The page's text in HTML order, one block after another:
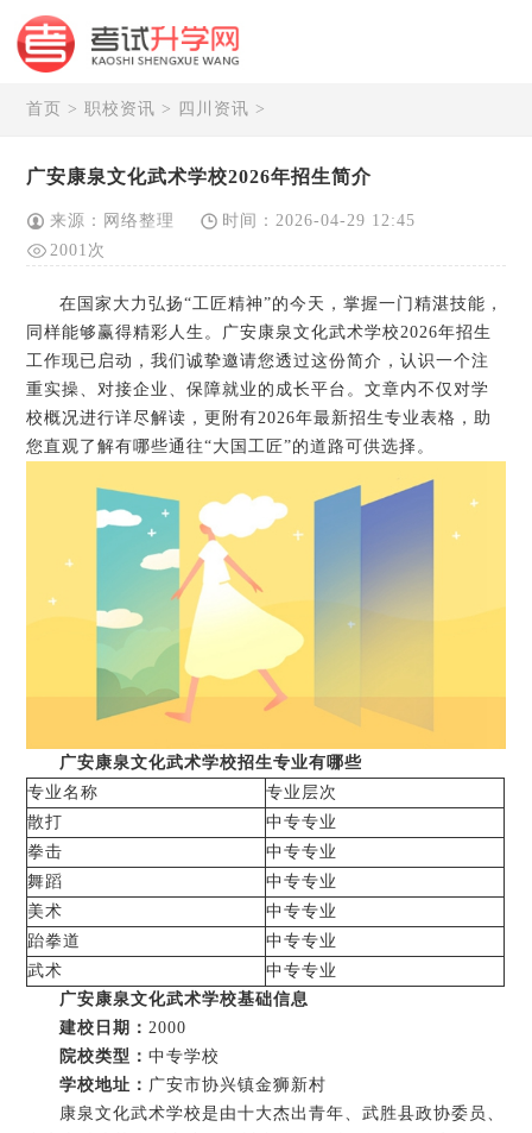
首页 >职校资讯 > 四川资讯 >
广安康泉文化武术学校2026年招生简介
来源：网络整理
时间：2026-04-29 12:45
2001次
在国家大力弘扬“工匠精神”的今天，掌握一门精湛技能，
同样能够赢得精彩人生。广安康泉文化武术学校2026年招生
工作现已启动，我们诚挚邀请您透过这份简介，认识一个注
重实操、对接企业、保障就业的成长平台。文章内不仅对学
校概况进行详尽解读，更附有2026年最新招生专业表格，助
您直观了解有哪些通往“大国工匠”的道路可供选择。
广安康泉文化武术学校招生专业有哪些
专业名称
专业层次
散打
中专专业
拳击
中专专业
舞蹈
中专专业
美术
中专专业
跆拳道
中专专业
武术
中专专业
广安康泉文化武术学校基础信息
建校日期： 2000
院校类型：中专学校
学校地址： 广安市协兴镇金狮新村
康泉文化武术学校是由十大杰出青年、武胜县政协委员、